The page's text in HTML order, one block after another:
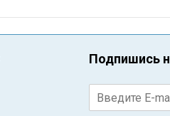
Подпишись